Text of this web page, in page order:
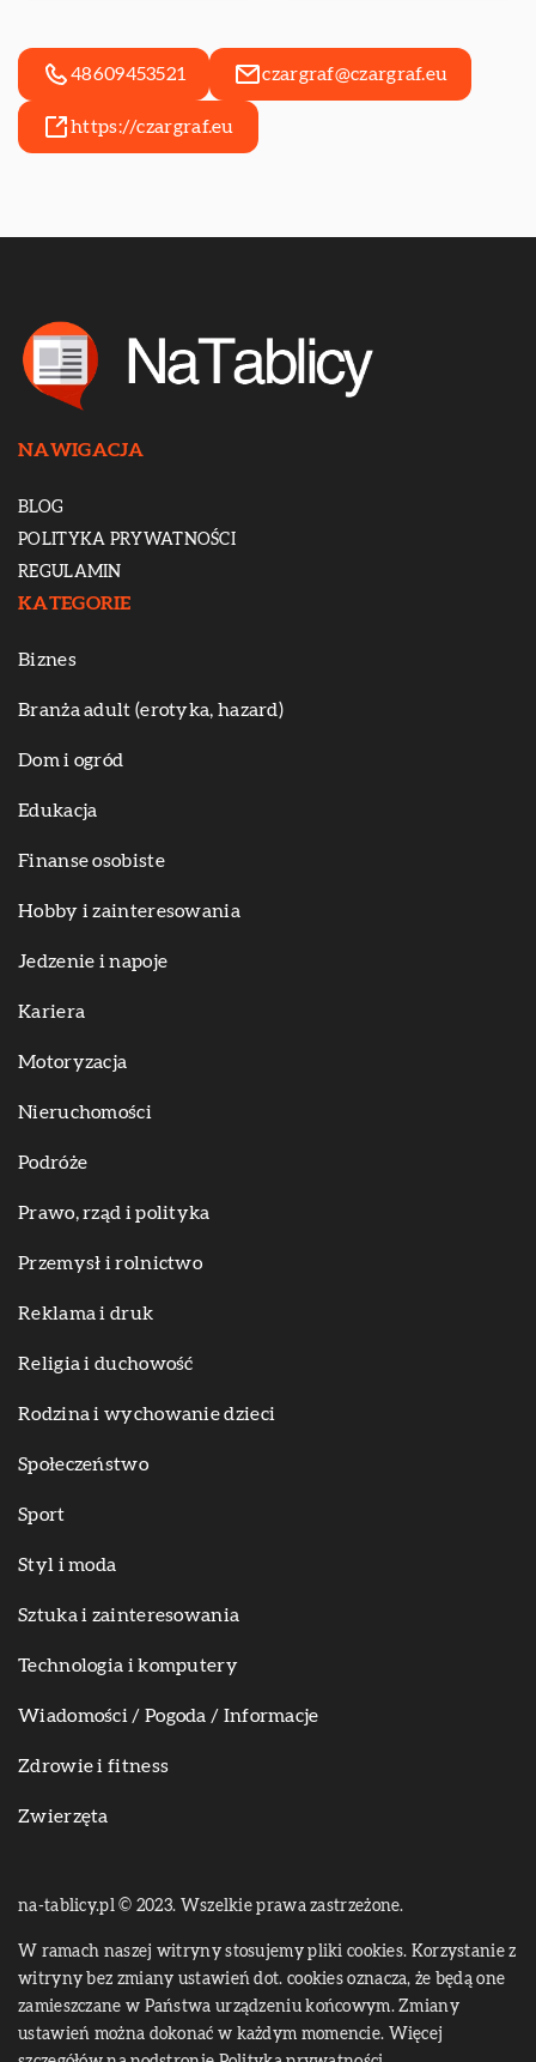
48609453521 czargraf@czargraf.eu
https://czargraf.eu
NAWIGACJA
BLOG
POLITYKA PRYWATNOŚCI
REGULAMIN
KATEGORIE
Biznes
Branża adult (erotyka, hazard)
Dom i ogród
Edukacja
Finanse osobiste
Hobby i zainteresowania
Jedzenie i napoje
Kariera
Motoryzacja
Nieruchomości
Podróże
Prawo, rząd i polityka
Przemysł i rolnictwo
Reklama i druk
Religia i duchowość
Rodzina i wychowanie dzieci
Społeczeństwo
Sport
Styl i moda
Sztuka i zainteresowania
Technologia i komputery
Wiadomości / Pogoda / Informacje
Zdrowie i fitness
Zwierzęta
na-tablicy.pl © 2023. Wszelkie prawa zastrzeżone.
W ramach naszej witryny stosujemy pliki cookies. Korzystanie z
witryny bez zmiany ustawień dot. cookies oznacza, że będą one
zamieszczane w Państwa urządzeniu końcowym. Zmiany
ustawień można dokonać w każdym momencie. Więcej